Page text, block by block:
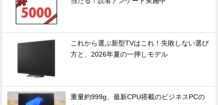
これから選ぶ新型TVはこれ！失敗しない選び
方と、2026年夏の一押しモデル
重量約999g、最新CPU搭載のビジネスPCの